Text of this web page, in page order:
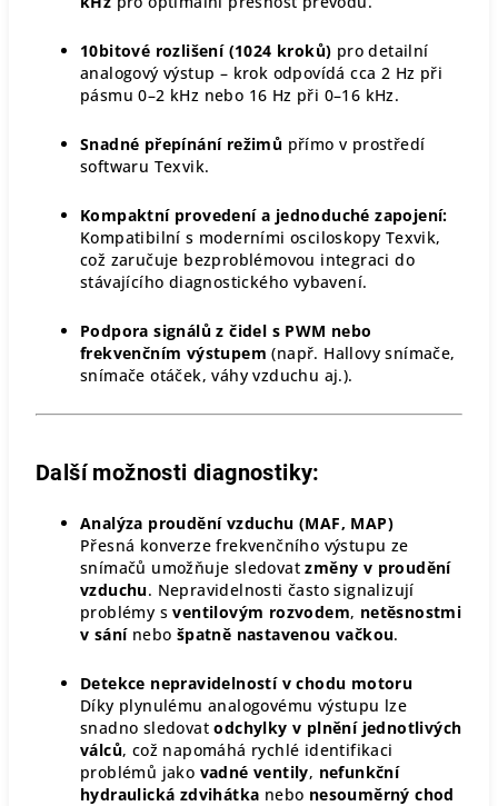
10bitové rozlišení (1024 kroků) pro detailní
analogový výstup – krok odpovídá cca 2 Hz při
pásmu 0–2 kHz nebo 16 Hz při 0–16 kHz.
Snadné přepínání režimů přímo v prostředí
softwaru Texvik.
Kompaktní provedení a jednoduché zapojení:
Kompatibilní s moderními osciloskopy Texvik,
což zaručuje bezproblémovou integraci do
stávajícího diagnostického vybavení.
Podpora signálů z čidel s PWM nebo
frekvenčním výstupem (např. Hallovy snímače,
snímače otáček, váhy vzduchu aj.).
Další možnosti diagnostiky:
Analýza proudění vzduchu (MAF, MAP)
Přesná konverze frekvenčního výstupu ze
snímačů umožňuje sledovatzměny v proudění
vzduchu. Nepravidelnosti často signalizují
problémy sventilovým rozvodem, netěsnostmi
v sánínebo špatně nastavenou vačkou.
Detekce nepravidelností v chodu motoru
Díky plynulému analogovému výstupu lze
snadno sledovatodchylky v plnění jednotlivých
válců, což napomáhá rychlé identifikaci
problémů jako vadné ventily, nefunkční
hydraulická zdvihátka nebo nesouměrný chod